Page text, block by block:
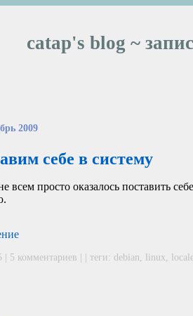
catap's blog ~
2009
себе в систему
всем просто оказалось поставить
| 5 комментариев | | теги: debian linux